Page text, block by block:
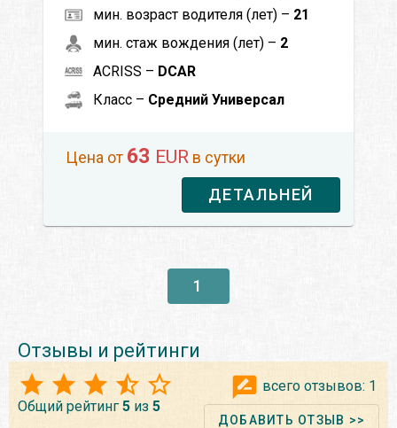
мин. возраст водителя (лет) – 21
мин. стаж вождения (лет) – 2
ACRISS – DCAR
Класс – Средний Универсал
Цена от 63 EUR в сутки
ДЕТАЛЬНЕЙ
1
Отзывы и рейтинги
Общий рейтинг 5 из 5
всего отзывов: 1
ДОБАВИТЬ ОТЗЫВ >>